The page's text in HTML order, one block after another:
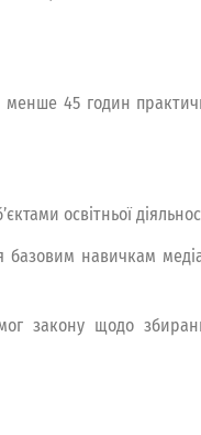
менше 45 годин
освітньої
навичкам
закону щодо